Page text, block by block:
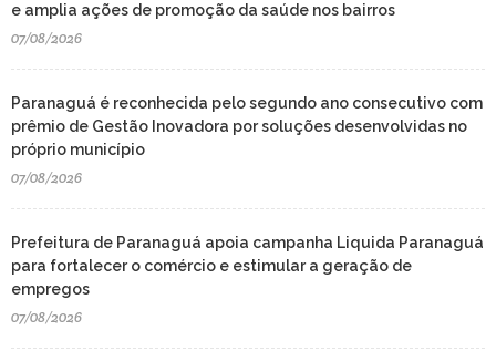
e amplia ações de promoção da saúde nos bairros
07/08/2026
Paranaguá é reconhecida pelo segundo ano consecutivo com
prêmio de Gestão Inovadora por soluções desenvolvidas no
próprio município
07/08/2026
Prefeitura de Paranaguá apoia campanha Liquida Paranaguá
para fortalecer o comércio e estimular a geração de
empregos
07/08/2026